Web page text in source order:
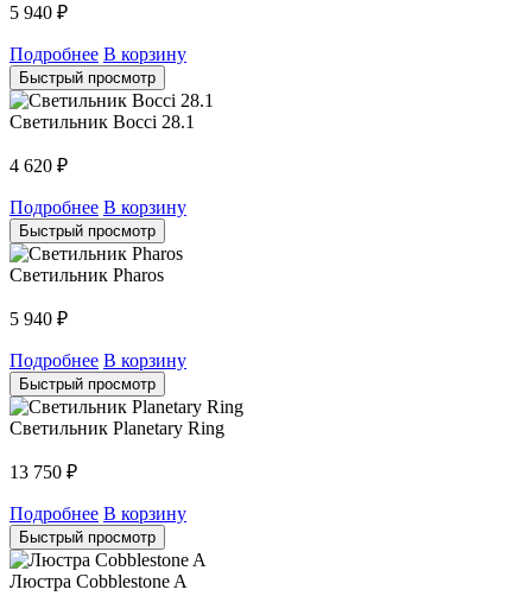
5 940 ₽
Подробнее В корзину
Быстрый просмотр
Светильник Bocci 28.1
4 620 ₽
Подробнее В корзину
Быстрый просмотр
Светильник Pharos
5 940 ₽
Подробнее В корзину
Быстрый просмотр
Светильник Planetary Ring
13 750 ₽
Подробнее В корзину
Быстрый просмотр
Люстра Cobblestone A